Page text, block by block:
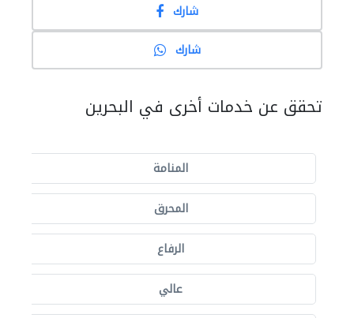
شارك
شارك
تحقق عن خدمات أخرى في البحرين
المنامة
المحرق
الرفاع
عالي